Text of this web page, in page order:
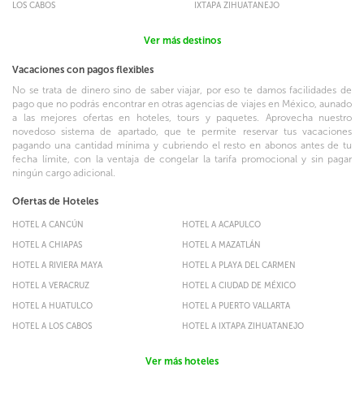
LOS CABOS IXTAPA ZIHUATANEJO
Ver más destinos
Vacaciones con pagos flexibles
No se trata de dinero sino de saber viajar, por eso te damos facilidades de
pago que no podrás encontrar en otras agencias de viajes en México, aunado
a las mejores ofertas en hoteles, tours y paquetes. Aprovecha nuestro
novedoso sistema de apartado, que te permite reservar tus vacaciones
pagando una cantidad mínima y cubriendo el resto en abonos antes de tu
fecha límite, con la ventaja de congelar la tarifa promocional y sin pagar
ningún cargo adicional.
Ofertas de Hoteles
HOTEL A CANCÚN
HOTEL A CHIAPAS
HOTEL A RIVIERA MAYA
HOTEL A ACAPULCO
HOTEL A MAZATLÁN
HOTEL A PLAYA DEL CARMEN
HOTEL A VERACRUZ
HOTEL A HUATULCO
HOTEL A LOS CABOS
HOTEL A CIUDAD DE MÉXICO
HOTEL A PUERTO VALLARTA
HOTEL A IXTAPA ZIHUATANEJO
Ver más hoteles